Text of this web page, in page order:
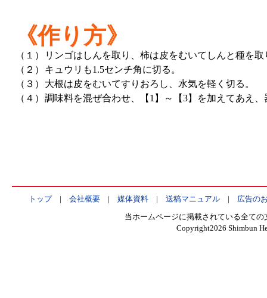
《作り方》
（１）
リンゴはしんを取り、柿は皮をむいてしんと種を
（２）
キュウリも1.5センチ角に切る。
（３）
大根は皮をむいてすりおろし、水気を軽く切る。
（４） 調味料を混ぜ合わせ、【1】～【3】を加えてあえ
トップ| 会社概要| 媒体資料| 送稿マニュアル| 広告の
当ホームページに掲載されている全て
Copyright2026 Shimbun